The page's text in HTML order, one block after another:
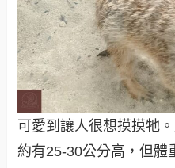
可愛到讓人很想摸摸牠
約有25-30公分高，但體